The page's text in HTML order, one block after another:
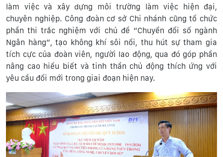
làm việc và xây dựng môi trường làm việc hiện đại,
chuyên nghiệp. Công đoàn cơ sở Chi nhánh cũng tổ chức
phần thi trắc nghiệm với chủ đề “Chuyển đổi số ngành
Ngân hàng”, tạo không khí sôi nổi, thu hút sự tham gia
tích cực của đoàn viên, người lao động, qua đó góp phần
nâng cao hiểu biết và tinh thần chủ động thích ứng với
yêu cầu đổi mới trong giai đoạn hiện nay.